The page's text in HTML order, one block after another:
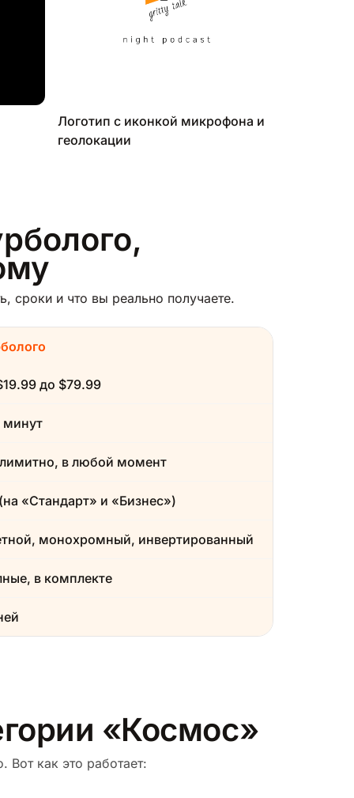
Логотип с иконкой микрофона и
геолокации
сроки и что вы реально получаете.
до $79.99
минут
в любой момент
«Стандарт» и «Бизнес»)
монохромный, инвертированный
в комплекте
«Космос»
Вот как это работает: